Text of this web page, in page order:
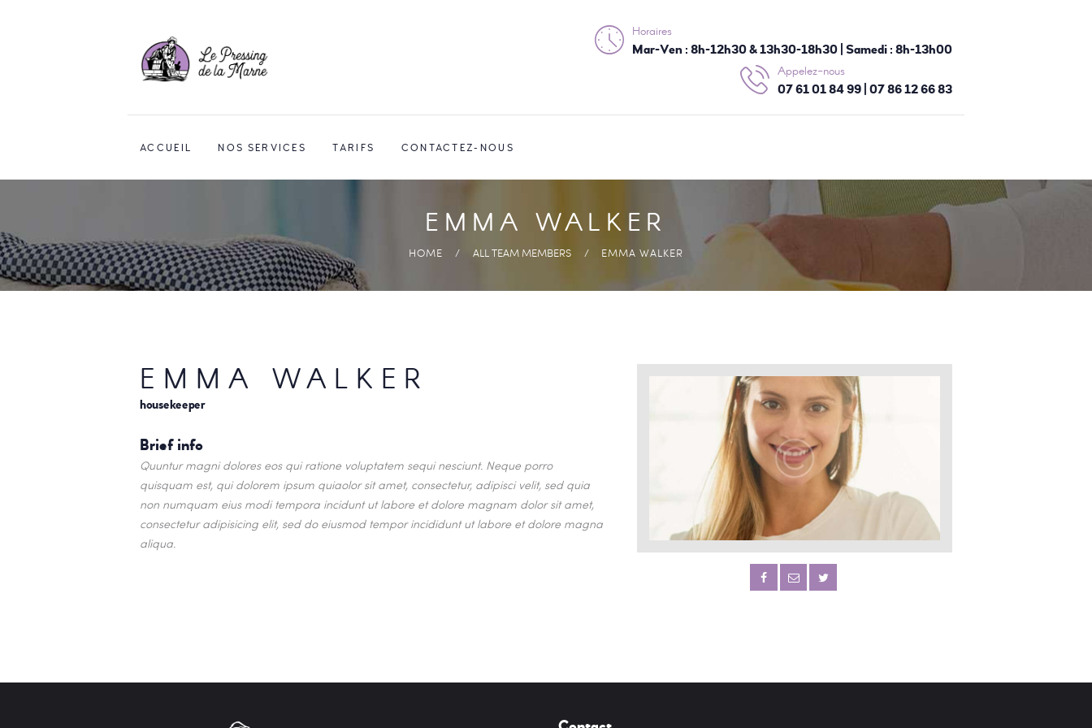
Horaires
Mar-Ven : 8h-12h30 & 13h30-18h30 | Samedi : 8h-13h00
Appelez-nous
07 61 01 84 99 | 07 86 12 66 83
ACCUEIL NOS SERVICES TARIFS CONTACTEZ-NOUS
EMMA WALKER
HOME ALL TEAM MEMBERS EMMA WALKER
CONTACTEZ-
NOUS
EMMA WALKER
housekeeper
Brief info
Quuntur magni dolores eos qui ratione voluptatem sequi nesciunt. Neque porro
quisquam est, qui dolorem ipsum quiaolor sit amet, consectetur, adipisci velit, sed quia
non numquam eius modi tempora incidunt ut labore et dolore magnam dolor sit amet,
consectetur adipisicing elit, sed do eiusmod tempor incididunt ut labore et dolore magna
aliqua.